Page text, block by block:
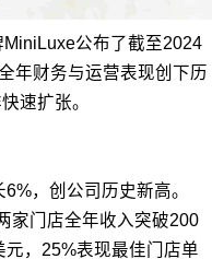
公布了截至2024
年财务与运营表现创下历
速扩张。
，创公司历史新高。
家门店全年收入突破200
，25%表现最佳门店单